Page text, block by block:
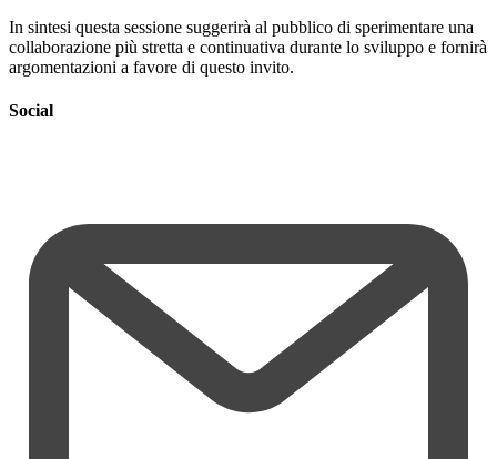
In sintesi questa sessione suggerirà al pubblico di sperimentare una
collaborazione più stretta e continuativa durante lo sviluppo e fornirà
argomentazioni a favore di questo invito.
Social